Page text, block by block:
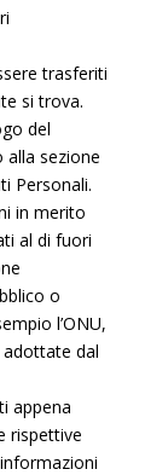
trasferiti
si trova.
del
sezione
Personali.
in merito
al di fuori
o
l’ONU,
dal
appena
rispettive